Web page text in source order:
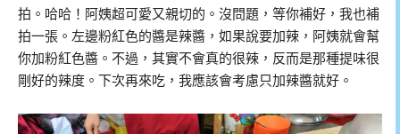
拍。哈哈！阿姨超可愛又親切的。沒問題，等你補好，我也補
拍一張。左邊粉紅色的醬是辣醬，如果說要加辣，阿姨就會幫
你加粉紅色醬。不過，其實不會真的很辣，反而是那種提味很
剛好的辣度。下次再來吃，我應該會考慮只加辣醬就好。